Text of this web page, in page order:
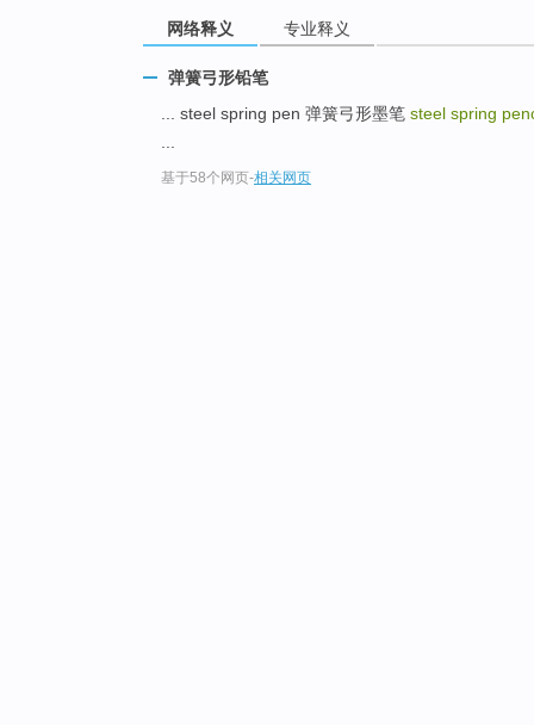
网络释义 专业释义
弹簧弓形铅笔
... steel spring pen 弹簧弓形墨笔 steel spring
基于58个网页-相关网页